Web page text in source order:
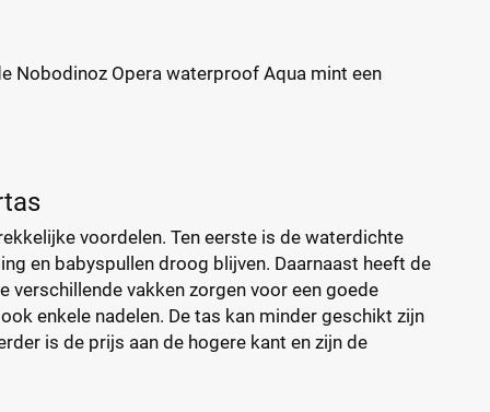
Nobodinoz Opera waterproof Aqua mint een
voordelen. Ten eerste is de waterdichte
en babyspullen droog blijven. Daarnaast heeft de
vakken zorgen voor een goede
enkele nadelen. De tas kan minder geschikt zijn
is de prijs aan de hogere kant en zijn de